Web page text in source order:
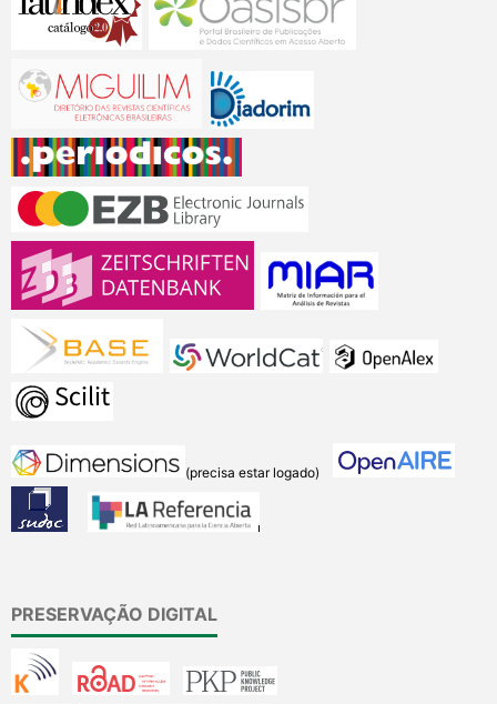
(precisa estar logado)
PRESERVAÇÃO DIGITAL